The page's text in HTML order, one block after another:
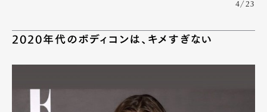
4/23
2020年代のボディコンは、キメすぎない